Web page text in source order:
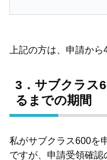
上記の方は、申請か
3．サブクラス
るまでの期間
私がサブクラス600を
ですが、申請受領確認